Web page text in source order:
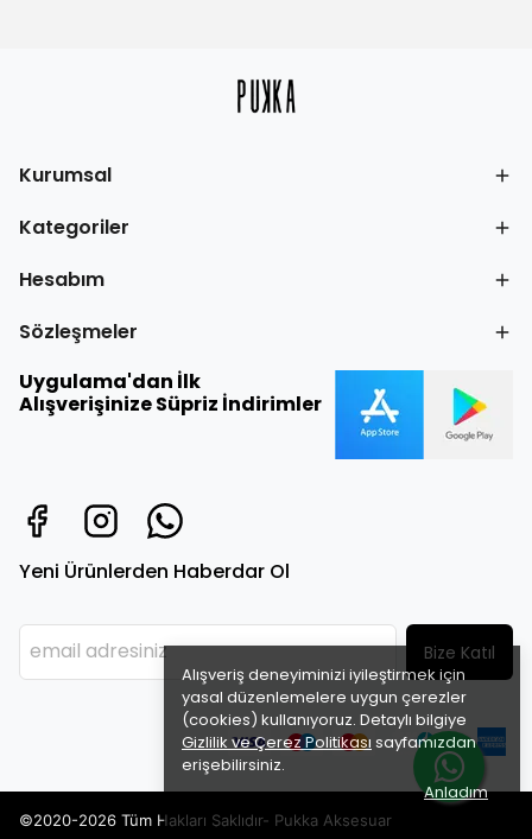
Alışveriş deneyiminizi iyileştirmek için
yasal düzenlemelere uygun çerezler
(cookies) kullanıyoruz. Detaylı bilgiye
Gizlilik ve Çerez Politikası sayfamızdan
erişebilirsiniz.
Anladım
Kurumsal
Kategoriler
Hesabım
Sözleşmeler
Uygulama'dan İlk
Alışverişinize Süpriz İndirimler
Yeni Ürünlerden Haberdar Ol
Bize Katıl
©2020-2026 Tüm Hakları Saklıdır- Pukka Aksesuar